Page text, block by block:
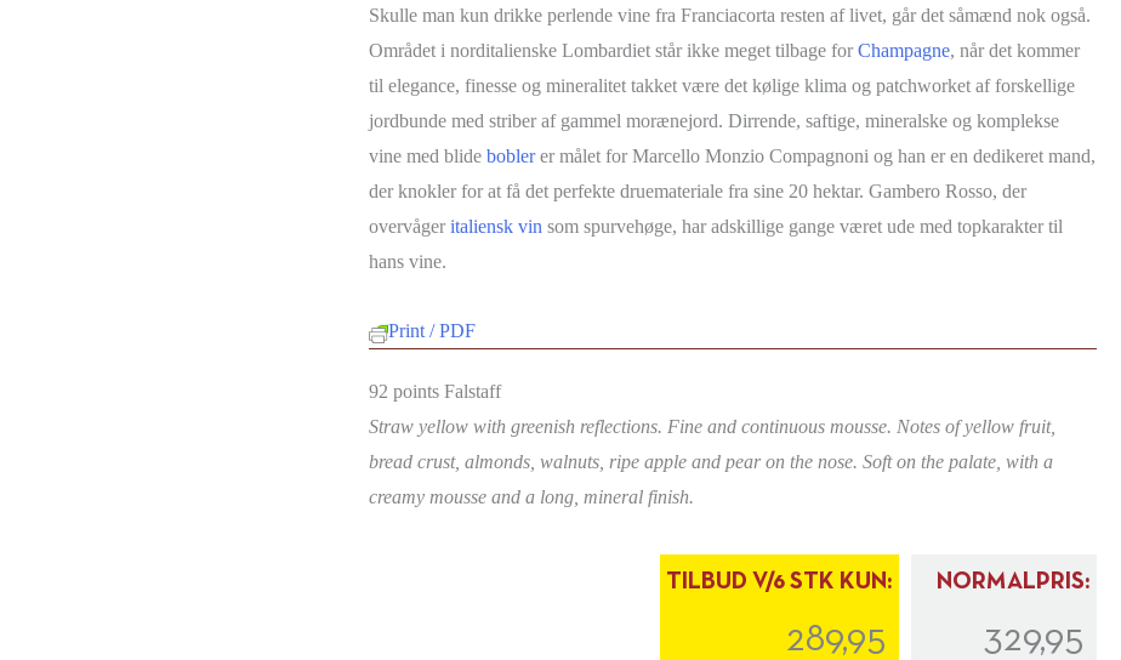
Skulle man kun drikke perlende vine fra Franciacorta resten af livet, går det såmænd nok også.
Området i norditalienske Lombardiet står ikke meget tilbage forChampagne, når det kommer
til elegance, finesse og mineralitet takket være det kølige klima og patchworket af forskellige
jordbunde med striber af gammel morænejord. Dirrende, saftige, mineralske og komplekse
vine med blideboblerer målet for Marcello Monzio Compagnoni og han er en dedikeret mand,
der knokler for at få det perfekte druemateriale fra sine 20 hektar. Gambero Rosso, der
overvågeritaliensk vin som spurvehøge, har adskillige gange været ude med topkarakter til
hans vine.
Print / PDF
92 points Falstaff
Straw yellow with greenish reflections. Fine and continuous mousse. Notes of yellow fruit,
bread crust, almonds, walnuts, ripe apple and pear on the nose. Soft on the palate, with a
creamy mousse and a long, mineral finish.
TILBUD V/6 STK KUN:
289,95
NORMALPRIS:
329,95